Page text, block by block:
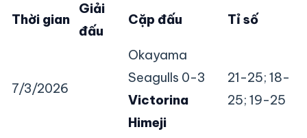
Thời gian
Giải
đấu
Cặp đấu Tỉ số
7/3/2026
Okayama
Seagulls 0-3
Victorina
Himeji
21-25; 18-
25; 19-25